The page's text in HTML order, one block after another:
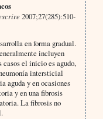
2007;27(285):510-
en forma gradual.
incluyen
casos el inicio es agudo,
intersticial
aguda y en ocasiones
y en una fibrosis
La fibrosis no